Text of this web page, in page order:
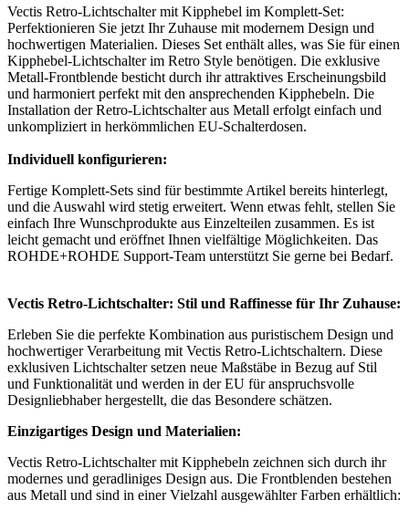
Vectis Retro-Lichtschalter mit Kipphebel im Komplett-Set:
Perfektionieren Sie jetzt Ihr Zuhause mit modernem Design und
hochwertigen Materialien. Dieses Set enthält alles, was Sie für einen
Kipphebel-Lichtschalter im Retro Style benötigen. Die exklusive
Metall-Frontblende besticht durch ihr attraktives Erscheinungsbild
und harmoniert perfekt mit den ansprechenden Kipphebeln. Die
Installation der Retro-Lichtschalter aus Metall erfolgt einfach und
unkompliziert in herkömmlichen EU-Schalterdosen.
Individuell konfigurieren:
Fertige Komplett-Sets sind für bestimmte Artikel bereits hinterlegt,
und die Auswahl wird stetig erweitert. Wenn etwas fehlt, stellen Sie
einfach Ihre Wunschprodukte aus Einzelteilen zusammen. Es ist
leicht gemacht und eröffnet Ihnen vielfältige Möglichkeiten. Das
ROHDE+ROHDE Support-Team unterstützt Sie gerne bei Bedarf.
Vectis Retro-Lichtschalter: Stil und Raffinesse für Ihr Zuhause:
Erleben Sie die perfekte Kombination aus puristischem Design und
hochwertiger Verarbeitung mit Vectis Retro-Lichtschaltern. Diese
exklusiven Lichtschalter setzen neue Maßstäbe in Bezug auf Stil
und Funktionalität und werden in der EU für anspruchsvolle
Designliebhaber hergestellt, die das Besondere schätzen.
Einzigartiges Design und Materialien:
Vectis Retro-Lichtschalter mit Kipphebeln zeichnen sich durch ihr
modernes und geradliniges Design aus. Die Frontblenden bestehen
aus Metall und sind in einer Vielzahl ausgewählter Farben erhältlich: